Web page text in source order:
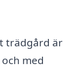
trädgård är
med